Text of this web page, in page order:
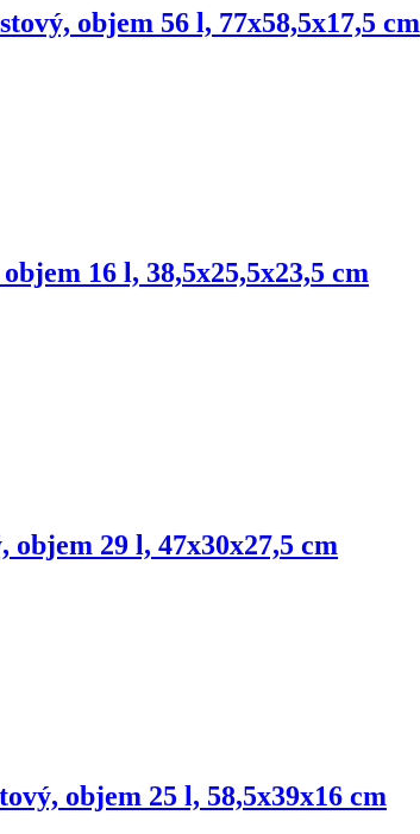
objem 56 l, 77x58,5x17,5 cm
16 l, 38,5x25,5x23,5 cm
objem 29 l, 47x30x27,5 cm
objem 25 l, 58,5x39x16 cm